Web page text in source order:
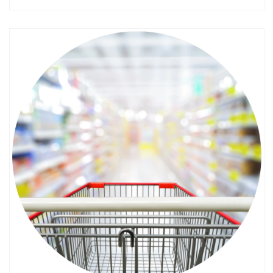
Смотреть проект